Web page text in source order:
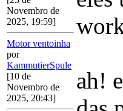
Novembro de
2025, 19:59]
Motor ventoinha
por
KammutierSpule
[10 de
Novembro de
2025, 20:43]
ah!